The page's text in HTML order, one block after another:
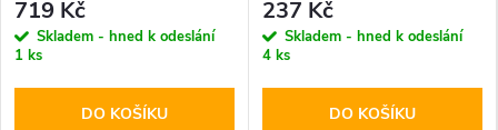
719 Kč
Skladem - hned k odeslání
1 ks
DO KOŠÍKU
237 Kč
Skladem - hned k odeslání
4 ks
DO KOŠÍKU